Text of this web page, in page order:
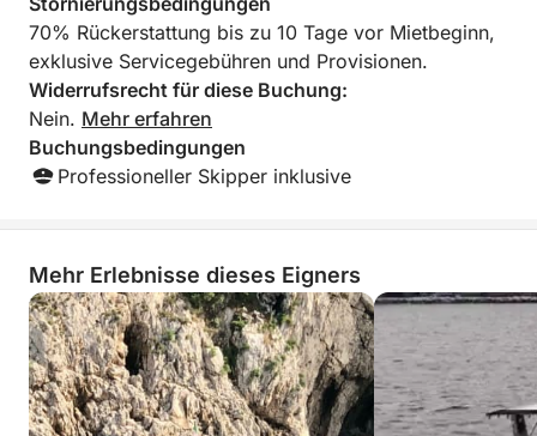
70% Rückerstattung bis zu 10 Tage vor Mietbeginn,
exklusive Servicegebühren und Provisionen.
Widerrufsrecht für diese Buchung:
Nein. Mehr erfahren
Buchungsbedingungen
Professioneller Skipper inklusive
Mehr Erlebnisse dieses Eigners